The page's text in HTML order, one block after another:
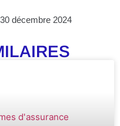
décembre 2024